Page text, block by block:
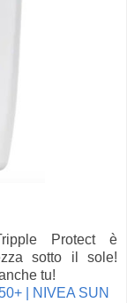
Protect è
sotto il sole!
tu!
| NIVEA SUN